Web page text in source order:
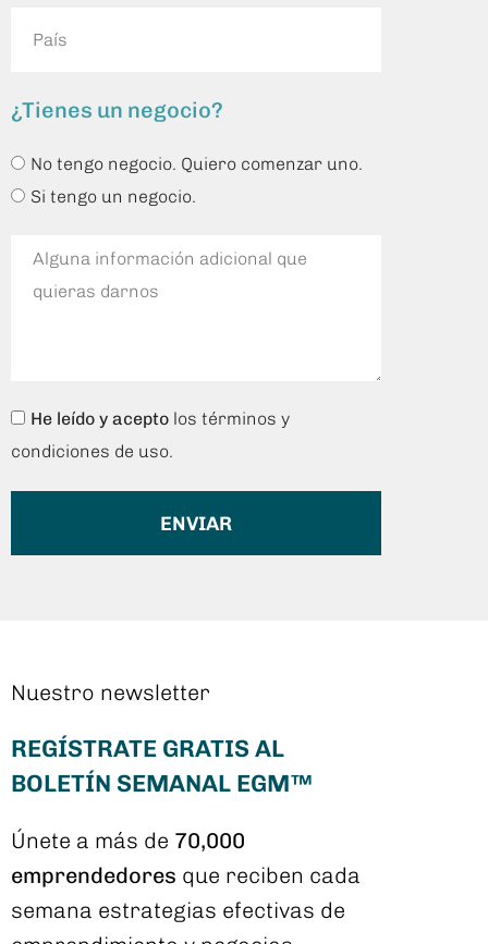
¿Tienes un negocio?
No tengo negocio. Quiero comenzar uno.
Si tengo un negocio.
He leído y acepto los términos y
condiciones de uso.
ENVIAR
Nuestro newsletter
REGÍSTRATE GRATIS AL
BOLETÍN SEMANAL EGM™
Únete a más de 70,000
emprendedores que reciben cada
semana estrategias efectivas de